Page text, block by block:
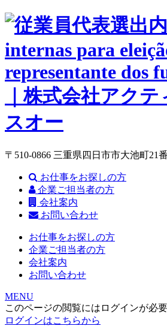
〒510-0866 三重県四日市市大池町21
お仕事をお探しの方
企業ご担当者の方
会社案内
お問い合わせ
お仕事をお探しの方
企業ご担当者の方
会社案内
お問い合わせ
MENU
このページの閲覧にはログインが必
ログインはこちらから